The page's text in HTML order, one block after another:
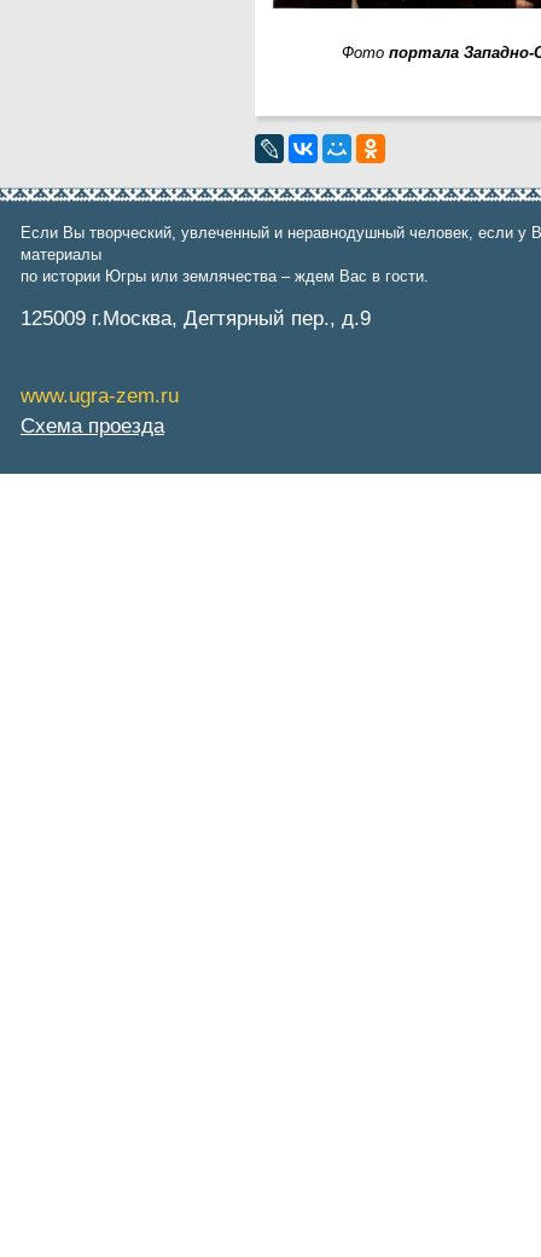
Фото портала Западно-
Если Вы творческий, увлеченный и неравнодушный человек, если у
материалы
по истории Югры или землячества – ждем Вас в гости.
125009 г.Москва, Дегтярный пер., д.9
www.ugra-zem.ru
Схема проезда